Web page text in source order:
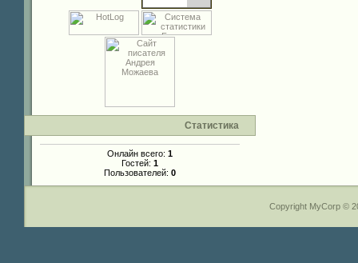
Статистика
Онлайн всего: 1
Гостей: 1
Пользователей: 0
Copyright MyCorp ©